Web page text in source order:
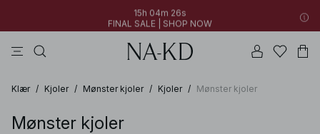
15h 04m 25s
FINAL SALE | SHOP NOW
15h 04m 25s
FINAL SALE | SHOP NOW
New styles added: Find favorites at low prices | SHOP NOW
Klær / Kjoler / Mønster kjoler / Kjoler / Mønster kjoler
Mønster kjoler